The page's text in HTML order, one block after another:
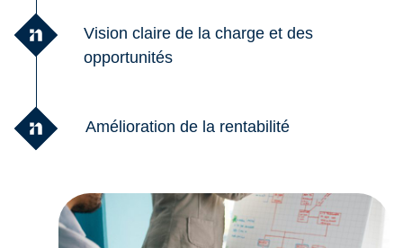
Vision claire de la charge et des
opportunités
Amélioration de la rentabilité